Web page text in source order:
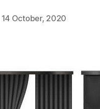
14 October, 2020